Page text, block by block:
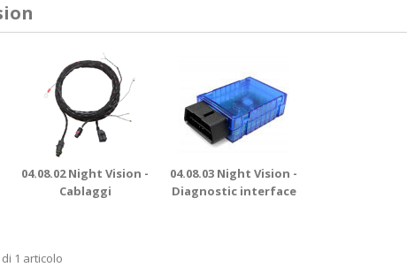
04.08.02 Night Vision -
Cablaggi
04.08.03 Night Vision -
Diagnostic interface
1 articolo